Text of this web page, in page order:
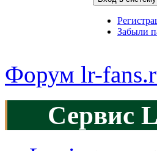
Забыли
Форум lr-
Сервис